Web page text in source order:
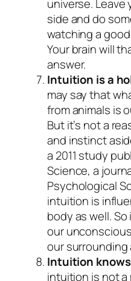
universe. Leave
side and do
watching a
Your brain will
answer.
Intuition is a
may say that
from animals is
But it’s not a
and instinct
a 2011 study
Science, a
Psychological
intuition is
body as well.
our
our surrounding
Intuition
intuition is not a